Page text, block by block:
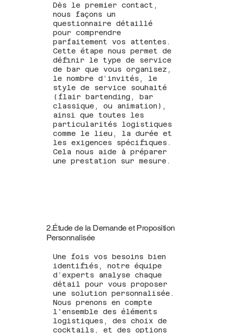
Dès le premier contact,
nous façons un
questionnaire détaillé
pour comprendre
parfaitement vos attentes.
Cette étape nous permet de
définir le type de service
de bar que vous organisez,
le nombre d’invités, le
style de service souhaité
(flair bartending, bar
classique, ou animation),
ainsi que toutes les
particularités logistiques
comme le lieu, la durée et
les exigences spécifiques.
Cela nous aide à préparer
une prestation sur mesure.
2.Étude de la Demande et Proposition
Personnalisée
Une fois vos besoins bien
identifiés, notre équipe
d’experts analyse chaque
détail pour vous proposer
une solution personnalisée.
Nous prenons en compte
l'ensemble des éléments
logistiques, des choix de
cocktails, et des options